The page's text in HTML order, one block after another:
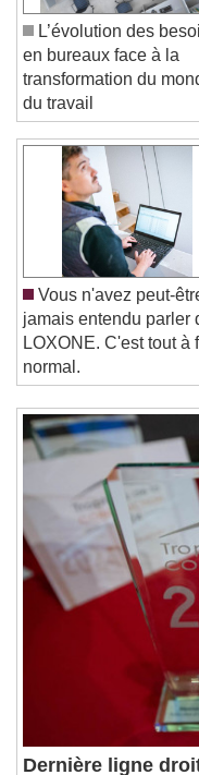
Video Player is
Play Video
Play
Skip
Unmute
Current Time
/
Duration -:-
Loaded:0%
Remaining Time
1x
Playback Rate
Chapters
Chapters
Descriptions
Subtitles
subtitles
settings
subtitles
Audio Track
Picture-in-
L’évolution des
en bureaux face à la
transformation du
du travail
Vous n'avez peut-
jamais entendu parler
LOXONE. C'est tout à
normal.